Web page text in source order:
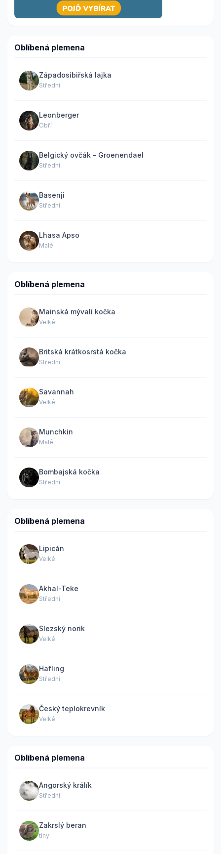
Oblíbená plemena
Západosibiřská lajka
Střední
Leonberger
Obří
Belgický ovčák – Groenendael
Střední
Basenji
Střední
Lhasa Apso
Malé
Oblíbená plemena
Mainská mývalí kočka
Velké
Britská krátkosrstá kočka
Střední
Savannah
Velké
Munchkin
Malé
Bombajská kočka
Střední
Oblíbená plemena
Lipicán
Velké
Akhal-Teke
Střední
Slezský norik
Velké
Hafling
Střední
Český teplokrevník
Velké
Oblíbená plemena
Angorský králík
Střední
Zakrslý beran
tiny